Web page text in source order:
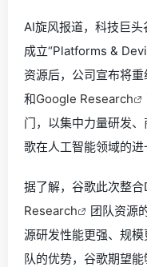
AI旋风报道，科技巨
成立“Platforms &
资源后，公司宣布将
和Google Research
门，以集中力量研发、
歌在人工智能领域的进
据了解，谷歌此次整合
Research
团队资源
源研发性能更强、规模
队的优势，谷歌期望